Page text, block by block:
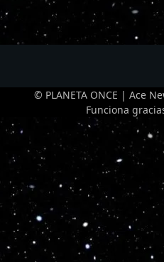
© PLANETA ONCE | Ace
Funciona